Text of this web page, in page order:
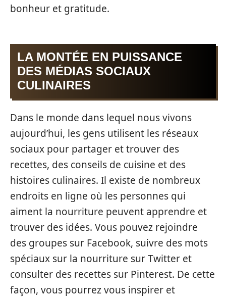
bonheur et gratitude.
LA MONTÉE EN PUISSANCE
DES MÉDIAS SOCIAUX
CULINAIRES
Dans le monde dans lequel nous vivons
aujourd’hui, les gens utilisent les réseaux
sociaux pour partager et trouver des
recettes, des conseils de cuisine et des
histoires culinaires. Il existe de nombreux
endroits en ligne où les personnes qui
aiment la nourriture peuvent apprendre et
trouver des idées. Vous pouvez rejoindre
des groupes sur Facebook, suivre des mots
spéciaux sur la nourriture sur Twitter et
consulter des recettes sur Pinterest. De cette
façon, vous pourrez vous inspirer et